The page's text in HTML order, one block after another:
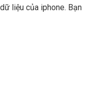
liệu của iphone. Bạn